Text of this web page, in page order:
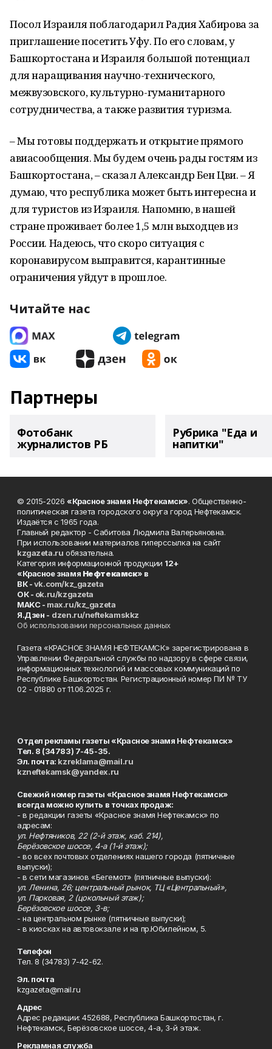
Посол Израиля поблагодарил Радия Хабирова за
приглашение посетить Уфу. По его словам, у
Башкортостана и Израиля большой потенциал
для наращивания научно-технического,
межвузовского, культурно-гуманитарного
сотрудничества, а также развития туризма.
– Мы готовы поддержать и открытие прямого
авиасообщения. Мы будем очень рады гостям из
Башкортостана, – сказал Александр Бен Цви. – Я
думаю, что республика может быть интересна и
для туристов из Израиля. Напомню, в нашей
стране проживает более 1,5 млн выходцев из
России. Надеюсь, что скоро ситуация с
коронавирусом выправится, карантинные
ограничения уйдут в прошлое.
Читайте нас
Партнеры
Фотобанк
журналистов РБ
Рубрика "Еда и
напитки"
© 2015-2026 «Красное знамя Нефтекамск». Общественно-
политическая газета городского округа город Нефтекамск.
Издаётся с 1965 года.
Главный редактор - Сабитова Людмила Валерьяновна.
При использовании материалов гиперссылка на сайт
kzgazeta.ru обязательна.
Категория информационной продукции 12+
«Красное знамя Нефтекамск» в
ВК -vk.com/kz_gazeta
ОК - ok.ru/kzgazeta
MAKC - max.ru/kz_gazeta
Я.Дзен - dzen.ru/neftekamskkz
Об использовании персональных данных
Газета «КРАСНОЕ ЗНАМЯ НЕФТЕКАМСК» зарегистрирована в
Управлении Федеральной службы по надзору в сфере связи,
информационных технологий и массовых коммуникаций по
Республике Башкортостан. Регистрационный номер ПИ № ТУ
02 - 01880 от 11.06.2025 г.
Отдел рекламы газеты «Красное знамя Нефтекамск»
Тел. 8 (34783) 7-45-35.
Эл. почта: kzreklama@mail.ru
kzneftekamsk@yandex.ru
Свежий номер газеты «Красное знамя Нефтекамск»
всегда можно купить в точках продаж:
- в редакции газеты «Красное знамя Нефтекамск» по
адресам:
ул. Нефтяников, 22 (2-й этаж, каб. 214),
Берёзовское шоссе, 4-а (1-й этаж);
- во всех почтовых отделениях нашего города (пятничные
выпуски);
- в сети магазинов «Бегемот» (пятничные выпуски):
ул. Ленина, 26; центральный рынок, ТЦ «Центральный»,
ул. Парковая, 2 (цокольный этаж);
Берёзовское шоссе, 3-в;
- на центральном рынке (пятничные выпуски);
- в киосках на автовокзале и на пр.Юбилейном, 5.
Телефон
Тел. 8 (34783) 7-42-62.
Эл. почта
kzgazeta@mail.ru
Адрес
Адрес редакции: 452688, Республика Башкортостан, г.
Нефтекамск, Берёзовское шоссе, 4-а, 3-й этаж.
Рекламная служба